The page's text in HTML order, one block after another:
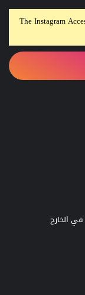
The Instagram
الخارج